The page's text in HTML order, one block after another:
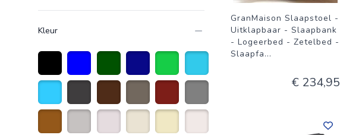
Kleur
Zwart Blauw donkergroenDonkerblauw
Groen Turquoise
LichtblauwDonkergrijsDonkerbruin
taupe Donkerrood
Grijs
GranMaison Slaapstoel -
Uitklapbaar - Slaapbank
- Logeerbed - Zetelbed -
Slaapfa...
€ 234,95